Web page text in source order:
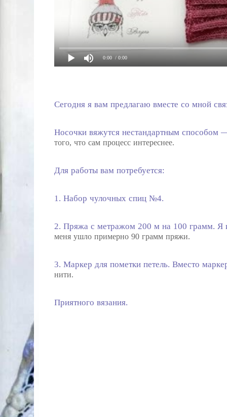
0:00 / 0:00
Сегодня я вам предлагаю вместе со мной
Носочки вяжутся нестандартным способом
того, что сам процесс интереснее.
Для работы вам потребуется:
1. Набор чулочных спиц №4.
2. Пряжа с метражом 200 м на 100 грамм. Я
меня ушло примерно 90 грамм пряжи.
3. Маркер для пометки петель. Вместо
нити.
Приятного вязания.